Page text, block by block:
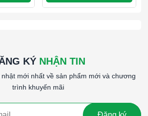
KÝ NHẬN TIN
mới nhất về sản phẩm mới và chương
trình khuyến mãi